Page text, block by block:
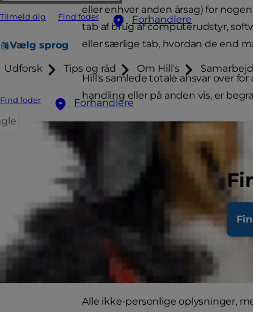
Tilmeld dig Find foder Forhandlere
Vælg sprog
Udforsk Tips og råd Om Hill's
Find foder
Forhandlere
eller enhver anden årsag) for
tab af brug af computerudstyr,
eller særlige tab, hvordan de end
Hill's samlede totale ansvar over
handling eller på anden vis, er
Hill's skal ikke hæfte for
websted eller din tillid til
Ved klik på visse links på
til andre websteder, for hvilke
Hill's indsamler kun personlige
som er beskrevet nedenfor.
Alle ikke-personlige oplysninger,